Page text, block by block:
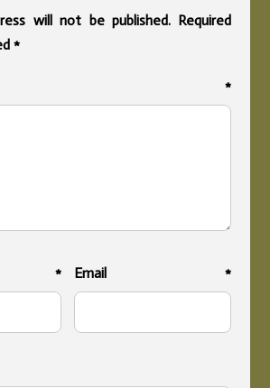
will not be published. Required
*
*
* Email*